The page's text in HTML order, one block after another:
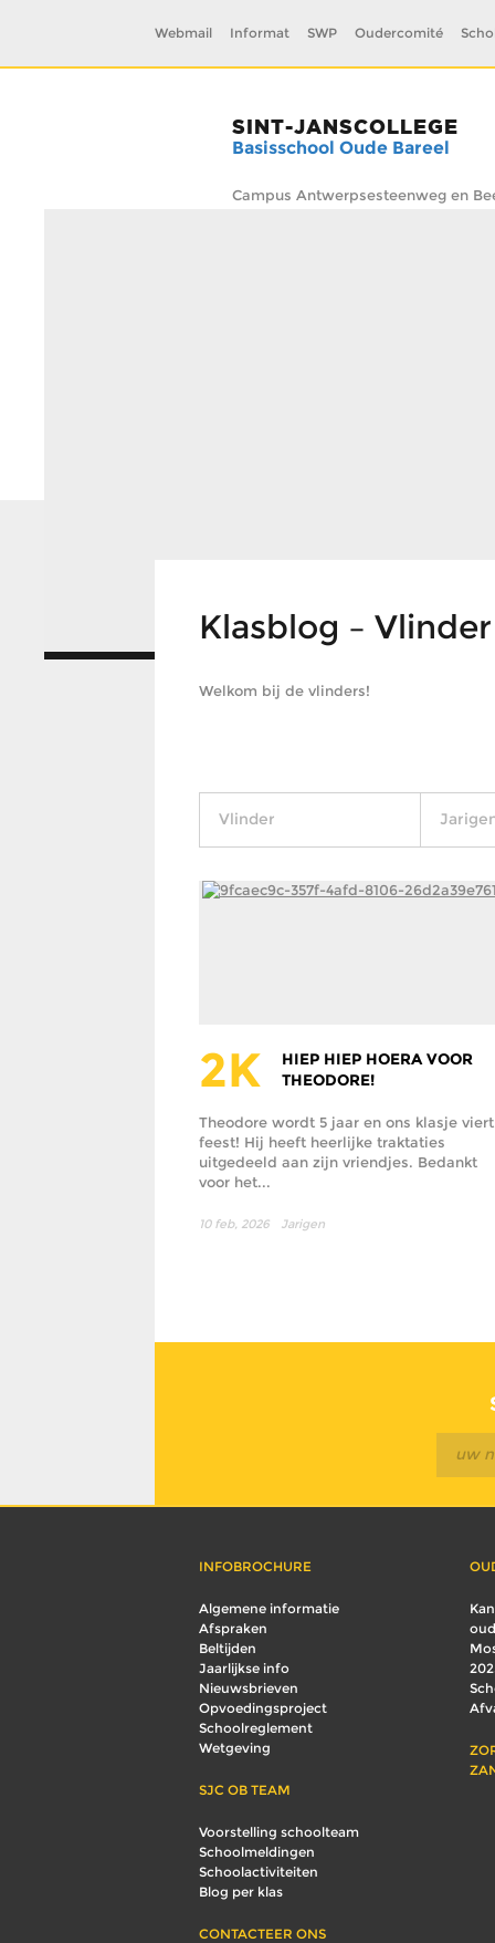
Webmail Informat SWP Oudercomité
SINT-JANSCOLLEGE
Basisschool Oude Bareel
Campus Antwerpsesteenweg en
Klasblog – Vlinder
Welkom bij de vlinders!
Vlinder
2K
HIEP HIEP HOERA VOOR
THEODORE!
Theodore wordt 5 jaar en ons klasje viert
feest! Hij heeft heerlijke traktaties
uitgedeeld aan zijn vriendjes. Bedankt
voor het...
10 feb, 2026 Jarigen
INFOBROCHURE
Algemene informatie
Afspraken
Beltijden
Jaarlijkse info
Nieuwsbrieven
Opvoedingsproject
Schoolreglement
Wetgeving
SJC OB TEAM
Voorstelling schoolteam
Schoolmeldingen
Schoolactiviteiten
Blog per klas
CONTACTEER ONS